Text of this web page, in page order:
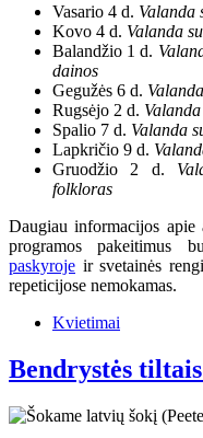
Vasario 4 d. Valanda
Kovo 4 d. Valanda
Balandžio 1 d.
dainos
Gegužės 6 d.
Rugsėjo 2 d.
Spalio 7 d. Valanda
Lapkričio 9 d.
Gruodžio 2 d.
folkloras
Daugiau informacijos
programos pakeitimus
paskyroje ir svetainės
repeticijose nemokamas.
Kvietimai
Bendrystės